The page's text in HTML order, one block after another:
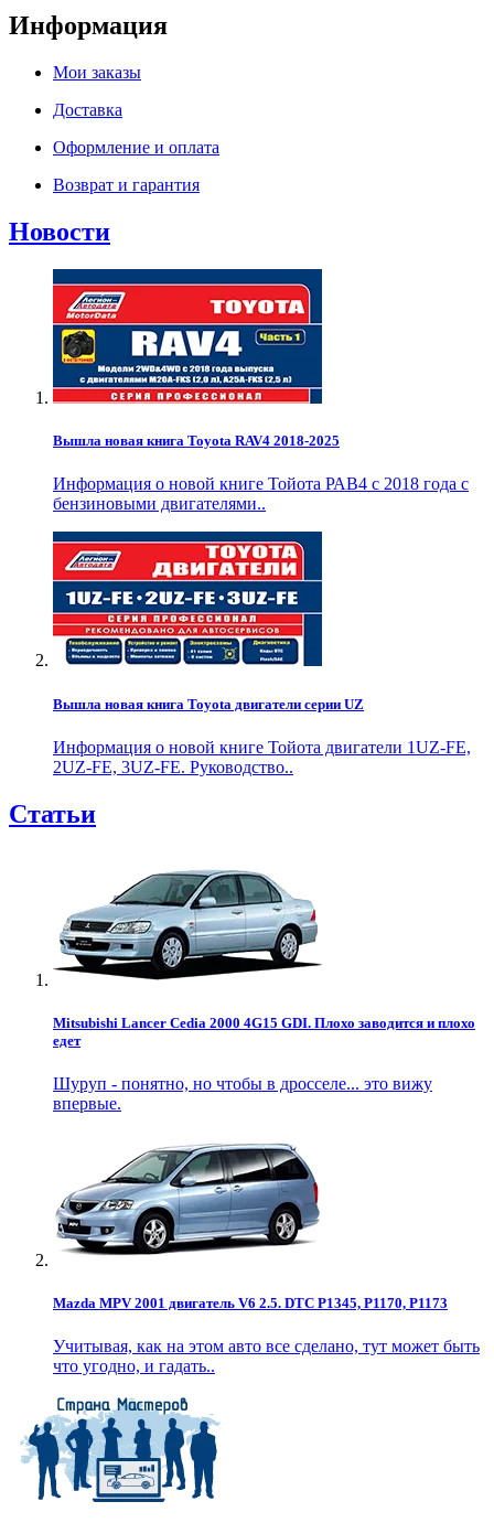
Информация
Мои заказы
Доставка
Оформление и оплата
Возврат и гарантия
Новости
Вышла новая книга Toyota RAV4 2018-2025
Информация о новой книге Тойота РАВ4 с 2018 года с
бензиновыми двигателями..
Вышла новая книга Toyota двигатели серии UZ
Информация о новой книге Тойота двигатели 1UZ-FE,
2UZ-FE, 3UZ-FE. Руководство..
Статьи
Mitsubishi Lancer Cedia 2000 4G15 GDI. Плохо заводится и плохо
едет
Шуруп - понятно, но чтобы в дросселе... это вижу
впервые.
Mazda MPV 2001 двигатель V6 2.5. DTC P1345, P1170, P1173
Учитывая, как на этом авто все сделано, тут может быть
что угодно, и гадать..